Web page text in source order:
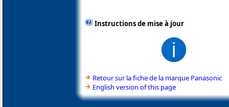
Instructions de mise à jour
Retour sur la fiche de la marque Panasonic
English version of this page